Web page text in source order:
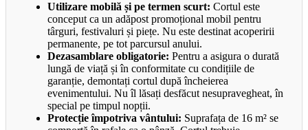
Utilizare mobilă și pe termen scurt: Cortul este
conceput ca un adăpost promoțional mobil pentru
târguri, festivaluri și piețe. Nu este destinat acoperirii
permanente, pe tot parcursul anului.
Dezasamblare obligatorie: Pentru a asigura o durată
lungă de viață și în conformitate cu condițiile de
garanție, demontați cortul după încheierea
evenimentului. Nu îl lăsați desfăcut nesupravegheat, în
special pe timpul nopții.
Protecție împotriva vântului: Suprafața de 16 m² se